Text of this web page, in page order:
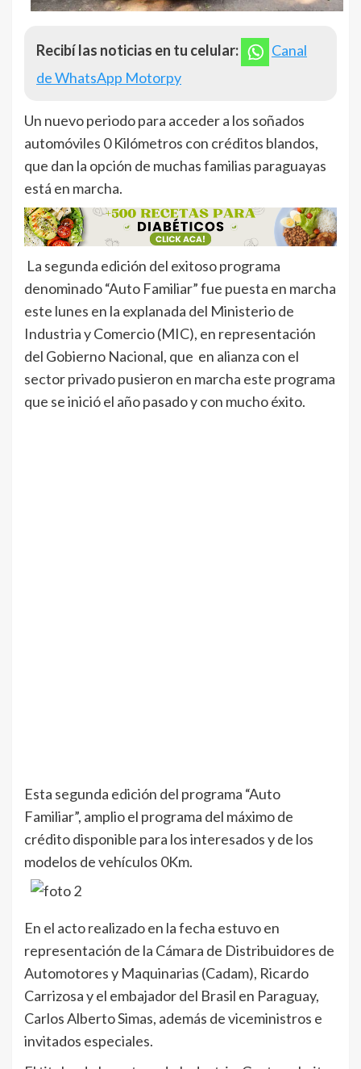
Recibí las noticias en tu celular:
Canal
de WhatsApp Motorpy
Un nuevo periodo para acceder a los soñados
automóviles 0 Kilómetros con créditos blandos,
que dan la opción de muchas familias paraguayas
está en marcha.
La segunda edición del exitoso programa
denominado “Auto Familiar” fue puesta en marcha
este lunes en la explanada del Ministerio de
Industria y Comercio (MIC), en representación
del Gobierno Nacional, que en alianza con el
sector privado pusieron en marcha este programa
que se inició el año pasado y con mucho éxito.
Esta segunda edición del programa “Auto
Familiar”, amplio el programa del máximo de
crédito disponible para los interesados y de los
modelos de vehículos 0Km.
En el acto realizado en la fecha estuvo en
representación de la Cámara de Distribuidores de
Automotores y Maquinarias (Cadam), Ricardo
Carrizosa y el embajador del Brasil en Paraguay,
Carlos Alberto Simas, además de viceministros e
invitados especiales.